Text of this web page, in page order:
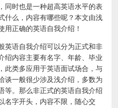
同时也是一种超高英语水平的表
什么，内容有哪些呢？本文由浅
用正确的英语自我介绍！
英语自我介绍可以分为正式和非
绍内容主要有名字、年龄、毕业
此类多应用于英语面试场合，与
谈一般很少涉及浅介绍，多数为
等。那么非正式的英语自我介绍
名字开头，内容不限，随心交